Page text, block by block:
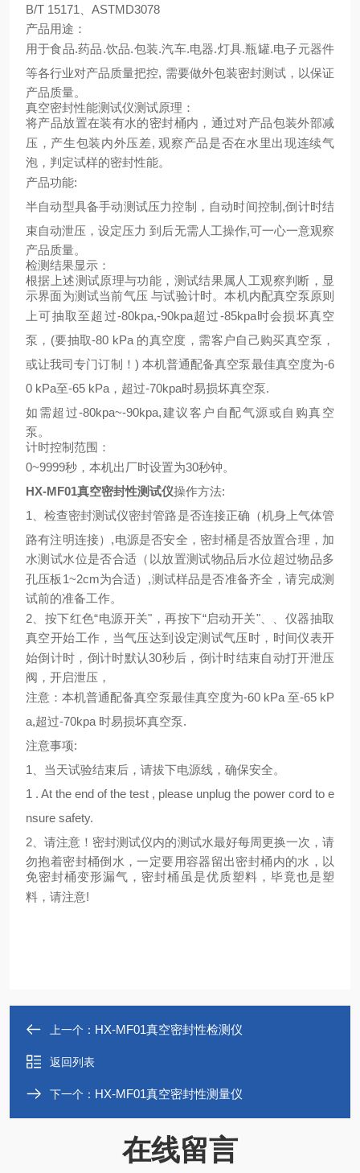
B/T 15171
ASTMD3078
产品用途：
用于食品.药品.饮品.包装.汽车.电器.灯具.瓶罐.电子元器件
等各行业对产品质量把控, 需要做外包装密封测试，以保证
产品质量。
真空密封性能测试仪测试原理：
将产品放置在装有水的密封桶内，通过对产品包装外部减
压，产生包装内外压差,观察产品是否在水里出现连续气
泡，判定试样的密封性能。
产品功能:
半自动型具备手动测试压力控制，自动时间控制 ,倒计时结
束自动泄压，设定压力 到后无需人工操作,可一心一意观察
产品质量。
检测结果显示：
根据上述测试原理与功能，测试结果属人工观察判断，显
示界面为测试当前气压 与试验计时。本机内配真空泵原则
上可抽取至超过-80kpa,-90kpa超过-85kpa时会损坏真空
泵， (要抽取-80 kPa 的真空度，需客户自己购买真空泵，
或让我司专门订制！ ) 本机普通配备真空泵最佳真空度为-6
0 kPa至-65 kPa ，超过-70kpa时易损坏真空泵.
如需超过-80kpa~-90kpa,建议客户自配气源或自购真空
泵。
计时控制范围：
0~9999秒，本机出厂时设置为30秒钟。
HX-MF01真空密封性测试仪操作方法:
1
、检查密封测试仪密封管路是否连接正确（机身上气体管
路有注明连接） ,电源是否安全，密封桶是否放置合理，加
水测试水位是否合适（以放置测试物品后水位超过物品多
孔压板 1~2cm为合适） ,测试样品是否准备齐全，请完成测
试前的准备工作。
2 、按下红色“电源开关"，再按下“启动开关"、、仪器抽取
真空开始工作，当气压达到设定测试气压时，时间仪表开
始倒计时，倒计时默认30秒后，倒计时结束自动打开泄压
阀，开启泄压，
注意：本机普通配备真空泵最佳真空度为-60 kPa 至-65 kP
a,超过-70kpa 时易损坏真空泵.
注意事项:
1
、当天试验结束后，请拔下电源线，确保安全。
1 . At the end of the test , please unplug the power cord to e
nsure safety.
2 、请注意！密封测试仪内的测试水最好每周更换一次，请
勿抱着密封桶倒水，一定要用容器留出密封桶内的水，以
免密封桶变形漏气，密封桶虽是优质塑料，毕竟也是塑
料，请注意!
上一个： HX-MF01真空密封性检测仪
返回列表
下一个： HX-MF01真空密封性测量仪
在线留言